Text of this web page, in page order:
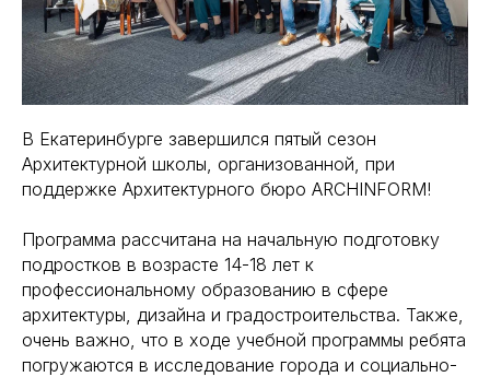
В Екатеринбурге завершился пятый сезон
Архитектурной школы, организованной, при
поддержке Архитектурного бюро ARCHINFORM!
Программа рассчитана на начальную подготовку
подростков в возрасте 14-18 лет к
профессиональному образованию в сфере
архитектуры, дизайна и градостроительства. Также,
очень важно, что в ходе учебной программы ребята
погружаются в исследование города и социально-